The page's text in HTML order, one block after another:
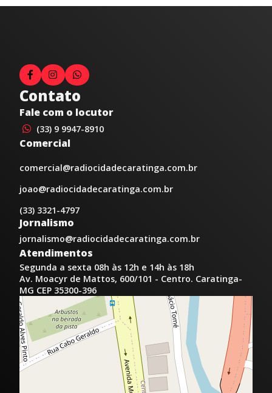
Contato
Fale com o locutor
(33) 9 9947-8910
Comercial
comercial@radiocidadecaratinga.com.br
joao@radiocidadecaratinga.com.br
(33) 3321-4797
Jornalismo
jornalismo@radiocidadecaratinga.com.br
Atendimentos
Segunda a sexta 08h às 12h e 14h às 18h
Av. Moacyr de Mattos, 600/101 - Centro. Caratinga-
MG CEP 35300-396